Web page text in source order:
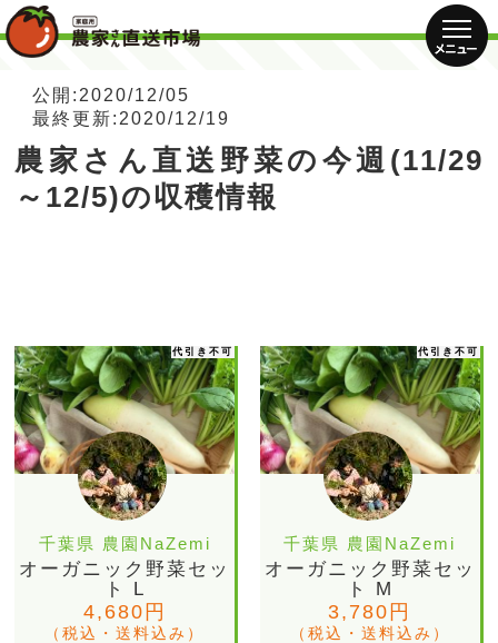
公開:2020/12/05
最終更新:2020/12/19
農家さん直送野菜の今週(11/29
～12/5)の収穫情報
代引き不可
千葉県 農園NaZemi
オーガニック野菜セッ
ト L
4,680円
（税込・送料込み）
代引き不可
千葉県 農園NaZemi
オーガニック野菜セッ
ト M
3,780円
（税込・送料込み）